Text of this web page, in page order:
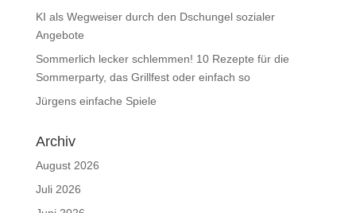
KI als Wegweiser durch den Dschungel sozialer
Angebote
Sommerlich lecker schlemmen! 10 Rezepte für die
Sommerparty, das Grillfest oder einfach so
Jürgens einfache Spiele
Archiv
August 2026
Juli 2026